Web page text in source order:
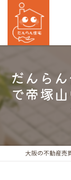
だんら
で帝塚